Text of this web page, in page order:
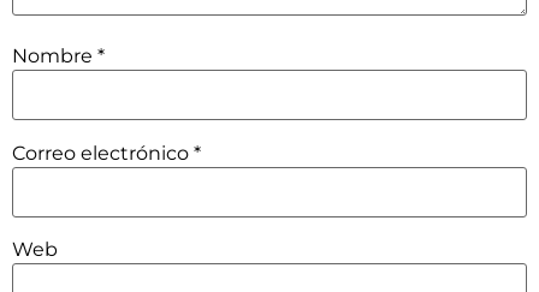
Nombre *
Correo electrónico *
Web